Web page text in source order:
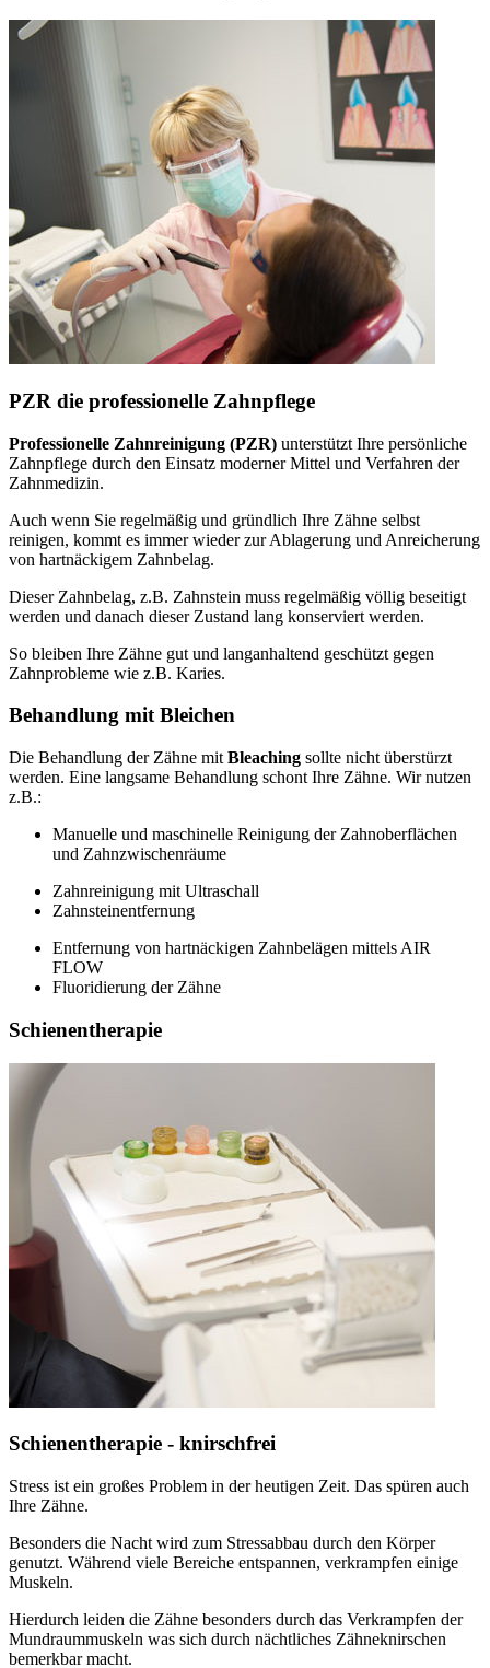
PZR die professionelle Zahnpflege
Professionelle Zahnreinigung (PZR) unterstützt Ihre persönliche
Zahnpflege durch den Einsatz moderner Mittel und Verfahren der
Zahnmedizin.
Auch wenn Sie regelmäßig und gründlich Ihre Zähne selbst
reinigen, kommt es immer wieder zur Ablagerung und Anreicherung
von hartnäckigem Zahnbelag.
Dieser Zahnbelag, z.B. Zahnstein muss regelmäßig völlig beseitigt
werden und danach dieser Zustand lang konserviert werden.
So bleiben Ihre Zähne gut und langanhaltend geschützt gegen
Zahnprobleme wie z.B. Karies.
Behandlung mit Bleichen
Die Behandlung der Zähne mit Bleaching sollte nicht überstürzt
werden. Eine langsame Behandlung schont Ihre Zähne. Wir nutzen
z.B.:
Manuelle und maschinelle Reinigung der Zahnoberflächen
und Zahnzwischenräume
Zahnreinigung mit Ultraschall
Zahnsteinentfernung
Entfernung von hartnäckigen Zahnbelägen mittels AIR
FLOW
Fluoridierung der Zähne
Schienentherapie
Schienentherapie - knirschfrei
Stress ist ein großes Problem in der heutigen Zeit. Das spüren auch
Ihre Zähne.
Besonders die Nacht wird zum Stressabbau durch den Körper
genutzt. Während viele Bereiche entspannen, verkrampfen einige
Muskeln.
Hierdurch leiden die Zähne besonders durch das Verkrampfen der
Mundraummuskeln was sich durch nächtliches Zähneknirschen
bemerkbar macht.